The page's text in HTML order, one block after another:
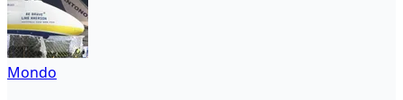
Mondo